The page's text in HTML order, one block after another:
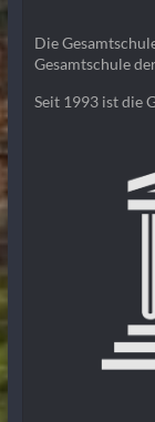
Die
Gesamtschule
Seit 1993 ist die